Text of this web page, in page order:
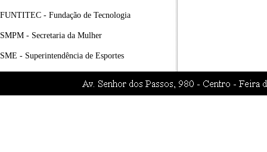
FUNTITEC - Fundação de Tecnologia
SMPM - Secretaria da Mulher
SME - Superintendência de Esportes